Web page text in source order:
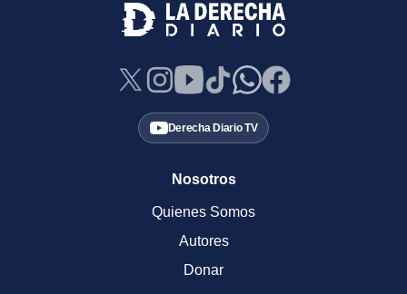
Derecha Diario TV
Nosotros
Quienes Somos
Autores
Donar